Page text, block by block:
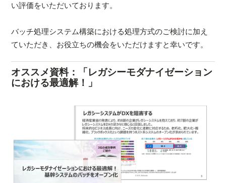
い評価をいただいております。
バッチ処理システム構築における処理方式のご検討に加え
ていただき、お役立ちの機会をいただけますと幸いです。
オススメ資料：「レガシーモダナイゼーション
における最適解！」